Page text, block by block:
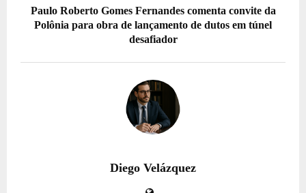
Paulo Roberto Gomes Fernandes comenta convite da
Polônia para obra de lançamento de dutos em túnel
desafiador
Diego Velázquez